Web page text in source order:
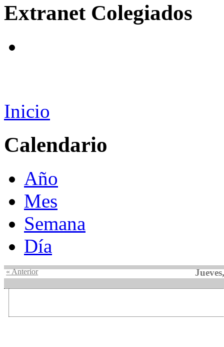
Extranet Colegiados
Inicio
Calendario
Año
Mes
Semana
Día
« Anterior